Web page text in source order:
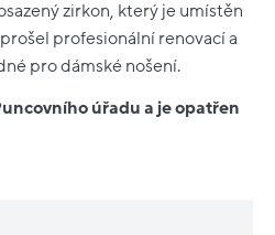
zirkon, který je umístěn
profesionální renovací a
pro dámské nošení.
úřadu a je opatřen